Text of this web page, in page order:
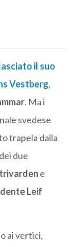
il suo
Vestberg,
. Ma i
svedese
trapela dalla
due
e
Leif
ai vertici,